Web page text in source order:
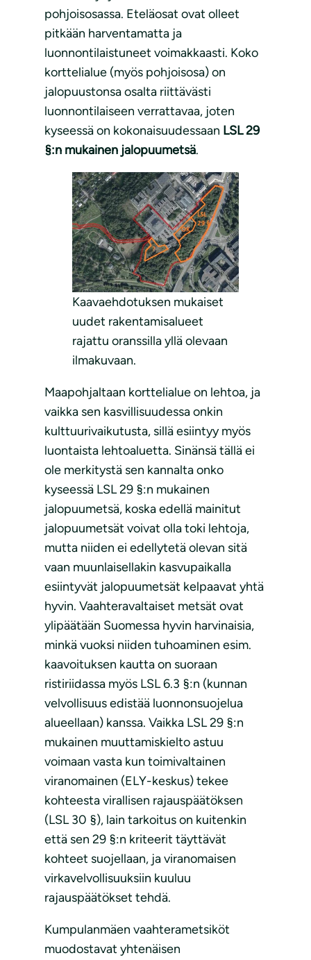
pohjoisosassa. Eteläosat ovat olleet
pitkään harventamatta ja
luonnontilaistuneet voimakkaasti. Koko
korttelialue (myös pohjoisosa) on
jalopuustonsa osalta riittävästi
luonnontilaiseen verrattavaa, joten
kyseessä on kokonaisuudessaan LSL 29
§:n mukainen jalopuumetsä.
Kaavaehdotuksen mukaiset
uudet rakentamisalueet
rajattu oranssilla yllä olevaan
ilmakuvaan.
Maapohjaltaan korttelialue on lehtoa, ja
vaikka sen kasvillisuudessa onkin
kulttuurivaikutusta, sillä esiintyy myös
luontaista lehtoaluetta. Sinänsä tällä ei
ole merkitystä sen kannalta onko
kyseessä LSL 29 §:n mukainen
jalopuumetsä, koska edellä mainitut
jalopuumetsät voivat olla toki lehtoja,
mutta niiden ei edellytetä olevan sitä
vaan muunlaisellakin kasvupaikalla
esiintyvät jalopuumetsät kelpaavat yhtä
hyvin. Vaahteravaltaiset metsät ovat
ylipäätään Suomessa hyvin harvinaisia,
minkä vuoksi niiden tuhoaminen esim.
kaavoituksen kautta on suoraan
ristiriidassa myös LSL 6.3 §:n (kunnan
velvollisuus edistää luonnonsuojelua
alueellaan) kanssa. Vaikka LSL 29 §:n
mukainen muuttamiskielto astuu
voimaan vasta kun toimivaltainen
viranomainen (ELY-keskus) tekee
kohteesta virallisen rajauspäätöksen
(LSL 30 §), lain tarkoitus on kuitenkin
että sen 29 §:n kriteerit täyttävät
kohteet suojellaan, ja viranomaisen
virkavelvollisuuksiin kuuluu
rajauspäätökset tehdä.
Kumpulanmäen vaahterametsiköt
muodostavat yhtenäisen